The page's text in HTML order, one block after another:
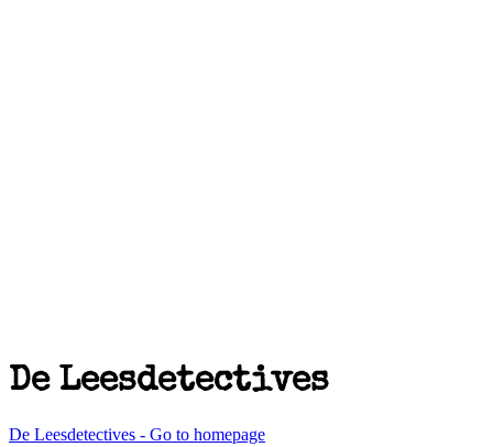
De Leesdetectives
De Leesdetectives - Go to homepage